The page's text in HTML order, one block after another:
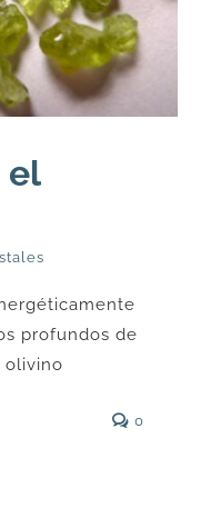
el
profundos de
olivino
0